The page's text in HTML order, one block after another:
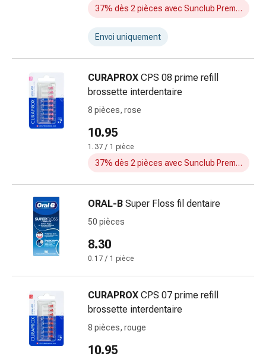
Bandages
et
filets
tubulaires
pansement
Brûlures
de
soleil
rechange
Pansements
désinfection
plaies
37% dès 2 pièces avec Sunclub Premium
Envoi uniquement
CURAPROX CPS 08 prime refill
brossette interdentaire
8 pièces, rose
10.95
1.37 / 1 pièce
37% dès 2 pièces avec Sunclub Premium
ORAL-B Super Floss fil dentaire
50 pièces
8.30
0.17 / 1 pièce
CURAPROX CPS 07 prime refill
brossette interdentaire
8 pièces, rouge
10.95